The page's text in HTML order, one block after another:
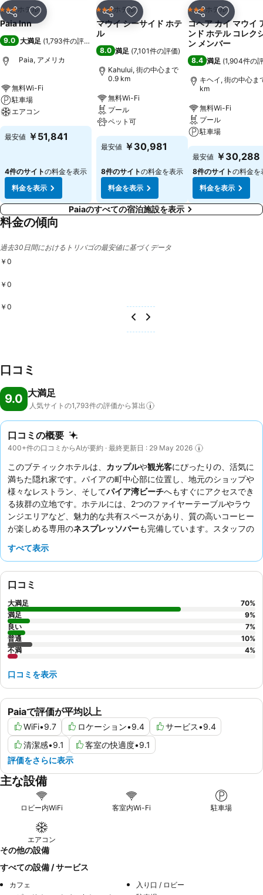
含む快適な設備が揃っており、様々なコミュニケーションやエンターテ
インメントのオプションをご利用いただけます。シャワー付きバスルー
ムには、ヘアドライヤーや電話があります。この宿泊施設はファミリー
ルームや禁煙の部屋をご提供しています。 スポーツ／レクリエーショ
ン: 心地良いデッキチェアをテラスにご用意しています。この施設はレ
クリエーションエリアにて、自転車／マウンテンバイク、ウィンドサー
フィン、シュノーケル、フィットネス・スタジオやハイキングに加え有
料のゴルフやサーフィンもご提供しています。 クレジットカード: 次の
クレジットカードを受け付けております：VisaおよびMasterCard。
シェア お気に入りに追加
3 ホテルのランク
ホテル
Paia Inn
9.0 大満足 (1,793件の評価
Paia, アメリカ
無料Wi-Fi
駐車場
エアコン
最安値 ￥51,841
4件のサイトの料金を表示
料金を表示
シェア お気に入りに追加
3 ホテルのランク
ホテル
マウイ シーサイド ホテ
ル
8.0 満足 (7,101件の評価)
Kahului, 街の中心まで
0.9 km
無料Wi-Fi
プール
ペット可
最安値 ￥30,981
8件のサイトの料金を表示
料金を表示
シェア お気に入
3 ホテルのランク
ホテル
コヘア カイ マウイ
ンド ホテル コレク
ン メンバー
8.4 満足 (1,904件の
キヘイ, 街の中心ま
km
無料Wi-Fi
プール
駐車場
最安値 ￥30,288
8件のサイトの料金を
料金を表示
Paiaのすべての宿泊施設を表示
料金の傾向
過去30日間におけるトリバゴの最安値に基づくデータ
￥0
￥0
￥0
口コミ
9.0 大満足
人気サイトの1,793件の評価から算出
口コミの概要
400+件の口コミからAIが要約 · 最終更新日 : 29 May 2026
このブティックホテルは、 カップルや観光客にぴったりの、活気に
満ちた隠れ家です。パイアの町中心部に位置し、地元のショップや
様々なレストラン、そしてパイア湾ビーチへもすぐにアクセスでき
る抜群の立地です。ホテルには、2つのファイヤーテーブルやラウ
ンジエリアなど、魅力的な共有スペースがあり、質の高いコーヒー
が楽しめる専用のネスプレッソバーも完備しています。スタッフの
Vanaレストランは、週末の夜に提供される素晴らしい寿司とライ
おすすめです。
すべて表示
Paiaで評価が平均以上
WiFi•9.7 ロケーション•9.4 サービス•9.4
清潔感•9.1 客室の快適度•9.1
評価をさらに表示
口コミ
大満足 70%
満足
9%
良い
7%
普通
10%
不満
4%
口コミを表示
主な設備
ロビー内WiFi 客室内Wi-Fi 駐車場
エアコン
その他の設備
すべての設備 / サービス
カフェ
入り口 / ロビー